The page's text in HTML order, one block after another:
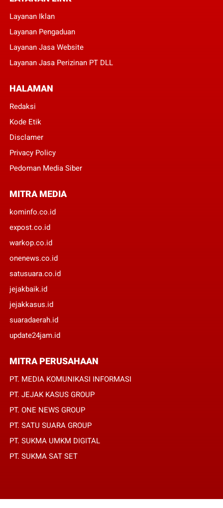
Layanan Iklan
Layanan Pengaduan
Layanan Jasa Website
Layanan Jasa Perizinan PT DLL
HALAMAN
Redaksi
Kode Etik
Disclamer
Privacy Policy
Pedoman Media Siber
MITRA MEDIA
kominfo.co.id
expost.co.id
warkop.co.id
onenews.co.id
satusuara.co.id
jejakbaik.id
jejakkasus.id
suaradaerah.id
update24jam.id
MITRA PERUSAHAAN
PT. MEDIA KOMUNIKASI INFORMASI
PT. JEJAK KASUS GROUP
PT. ONE NEWS GROUP
PT. SATU SUARA GROUP
PT. SUKMA UMKM DIGITAL
PT. SUKMA SAT SET